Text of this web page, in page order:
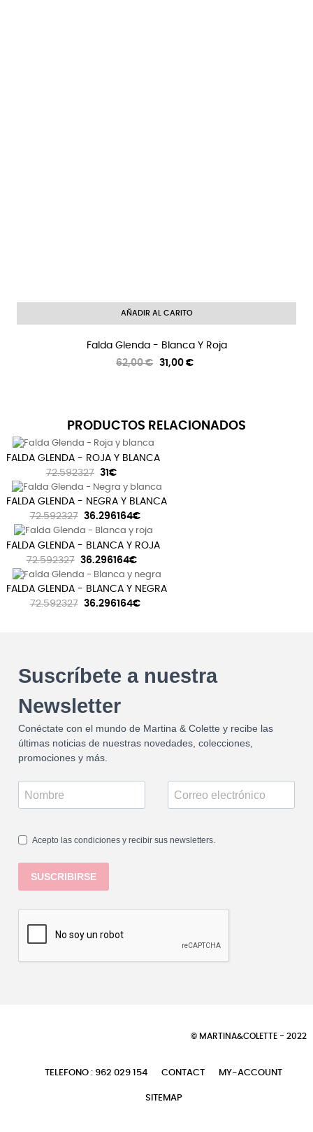
AÑADIR AL CARITO
Falda Glenda - Blanca Y Roja
Precio
62,00 € Precio
31,00 €
PRODUCTOS RELACIONADOS
FALDA GLENDA - ROJA Y BLANCA
72.592327 31€
FALDA GLENDA - NEGRA Y BLANCA
72.592327
36.296164€
FALDA GLENDA - BLANCA Y ROJA
72.592327
36.296164€
FALDA GLENDA - BLANCA Y NEGRA
72.592327
36.296164€
Suscríbete a nuestra
Newsletter
Conéctate con el mundo de Martina & Colette y recibe las
últimas noticias de nuestras novedades, colecciones,
promociones y más.
Acepto las condiciones y recibir sus newsletters.
SUSCRIBIRSE
© MARTINA&COLETTE - 2022
TELEFONO : 962 029 154 CONTACT MY-ACCOUNT
SITEMAP